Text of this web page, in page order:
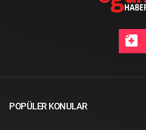
POPÜLER KONULAR